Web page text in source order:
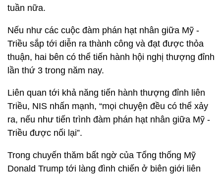
tuần nữa.
Nếu như các cuộc đàm phán hạt nhân giữa Mỹ -
Triều sắp tới diễn ra thành công và đạt được thỏa
thuận, hai bên có thể tiến hành hội nghị thượng đỉnh
lần thứ 3 trong năm nay.
Liên quan tới khả năng tiến hành thượng đỉnh liên
Triều, NIS nhấn mạnh, “mọi chuyện đều có thể xảy
ra, nếu như tiến trình đàm phán hạt nhân giữa Mỹ -
Triều được nối lại”.
Trong chuyến thăm bất ngờ của Tổng thống Mỹ
Donald Trump tới làng đình chiến ở biên giới liên